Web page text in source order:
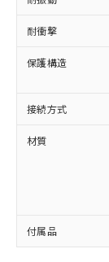
耐衝撃
保護構造
接続方式
材質
付属品
六価ク
類(PBB)
(PBDE)
ル)
ルベンジ
（DBP
但し、
図的な
部品
月が
Pb(鉛)
Cr(Ⅵ)(六
ニル類)
ル類) :
DBP(フ
イソブ
DEHP(フ
※2
「ｅ
準値
「10
質が法
白